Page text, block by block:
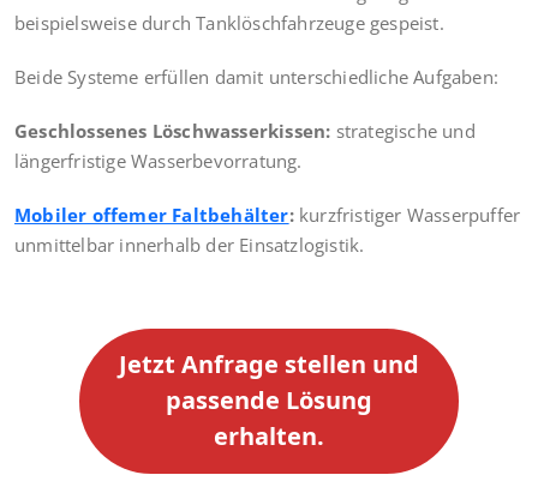
beispielsweise durch Tanklöschfahrzeuge gespeist.
Beide Systeme erfüllen damit unterschiedliche Aufgaben:
Geschlossenes Löschwasserkissen: strategische und
längerfristige Wasserbevorratung.
Mobiler offemer Faltbehälter:kurzfristiger Wasserpuffer
unmittelbar innerhalb der Einsatzlogistik.
Jetzt Anfrage stellen und
passende Lösung
erhalten.